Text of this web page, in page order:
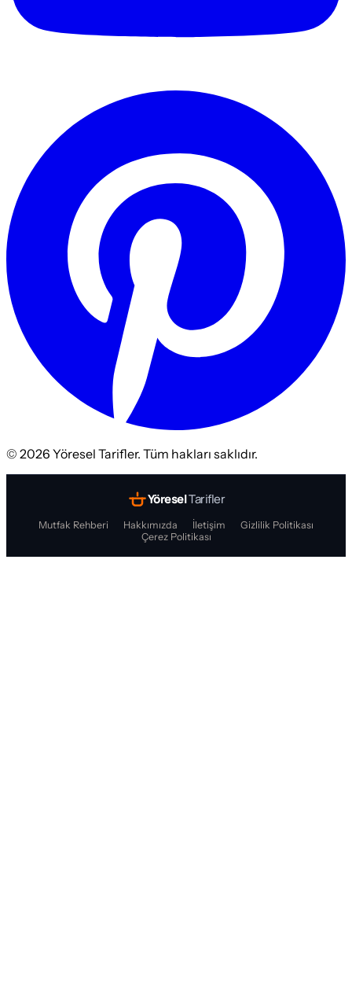
© 2026 Yöresel Tarifler. Tüm hakları saklıdır.
YöreselTarifler
Mutfak Rehberi Hakkımızda İletişim
Gizlilik Politikası
Çerez Politikası